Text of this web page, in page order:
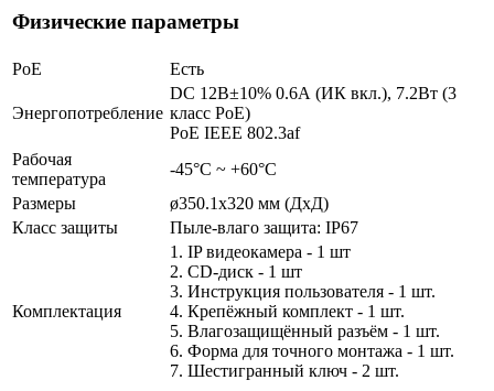
Физические параметры
PoE Есть
Энергопотребление
DC 12В±10% 0.6А (ИК вкл.), 7.2Вт (3
класс PoE)
PoE IEEE 802.3af
Рабочая
температура
-45°С ~ +60°С
Размеры
ø350.1х320 мм (ДхД)
Класс защиты
Пыле-влаго защита: IP67
Комплектация
1. IP видеокамера - 1 шт
2. СD-диск - 1 шт
3. Инструкция пользователя - 1 шт.
4. Крепёжный комплект - 1 шт.
5. Влагозащищённый разъём - 1 шт.
6. Форма для точного монтажа - 1 шт.
7. Шестигранный ключ - 2 шт.